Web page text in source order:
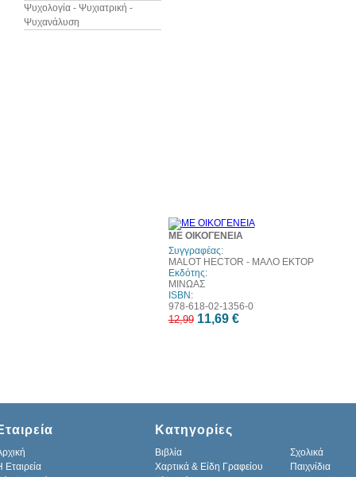
Ψυχολογία - Ψυχιατρική -
Ψυχανάλυση
ΜΕ ΟΙΚΟΓΕΝΕΙΑ
Συγγραφέας:
MALOT HECTOR - ΜΑΛΟ ΕΚΤΟΡ
Εκδότης:
ΜΙΝΩΑΣ
ISBN:
978-618-02-1356-0
12,99 11,69 €
Εταιρεία
Κατηγορίες
Βιβλία
Σχολικά
Χαρτικά & Είδη Γραφείου
Παιχνίδια